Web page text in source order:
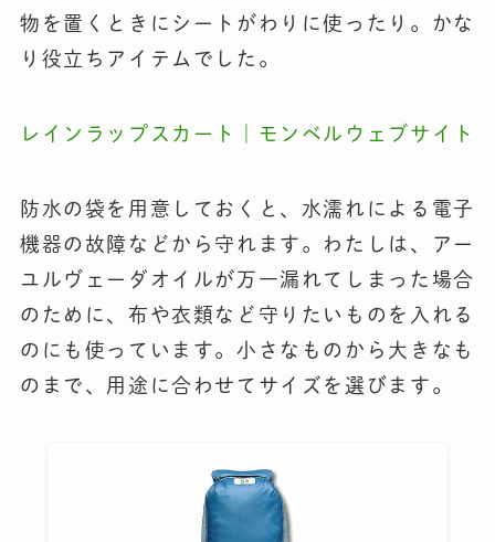
物を置くときにシートがわりに使ったり。かな
り役立ちアイテムでした。
レインラップスカート｜モンベルウェブサイト
防水の袋を用意しておくと、水濡れによる電子
機器の故障などから守れます。わたしは、アー
ユルヴェーダオイルが万一漏れてしまった場合
のために、布や衣類など守りたいものを入れる
のにも使っています。小さなものから大きなも
のまで、用途に合わせてサイズを選びます。